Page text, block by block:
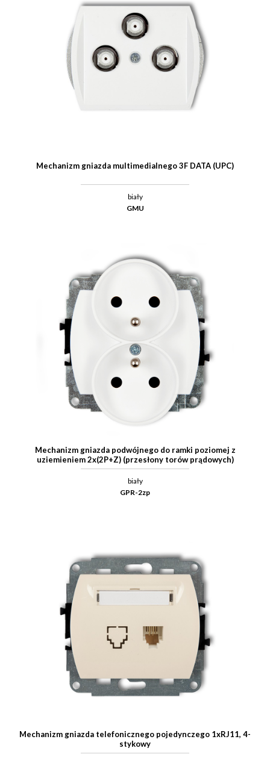
Mechanizm gniazda multimedialnego 3F DATA (UPC)
biały
GMU
Mechanizm gniazda podwójnego do ramki poziomej z
uziemieniem 2x(2P+Z) (przesłony torów prądowych)
biały
GPR-2zp
Mechanizm gniazda telefonicznego pojedynczego 1xRJ11, 4-
stykowy